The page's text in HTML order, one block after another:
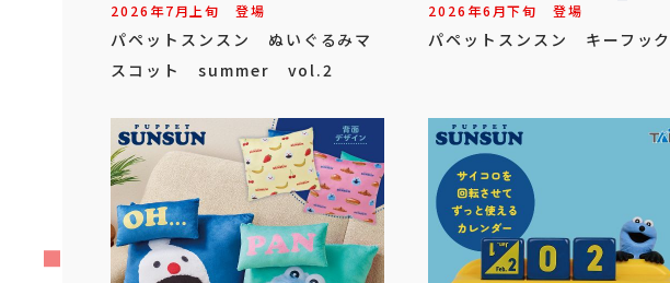
2026年7月上旬 登場
パペットスンスン ぬいぐるみマ
スコット summer vol.2
2026年6月下旬 登場
パペットスンスン キーフック